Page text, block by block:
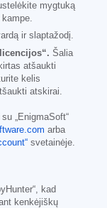
mygtuką
ir slaptažodį.
Šalia
atšaukti
kelis
atskirai.
„EnigmaSoft“
arba
svetainėje.
kad
kenkėjiškų